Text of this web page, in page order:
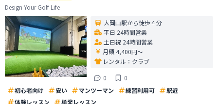
Design Your Golf Life
大岡山駅から徒歩４分
平日 24時間営業
土日祝 24時間営業
月額 4,400円〜
レンタル： クラブ
0
0
初心者向け
安い マンツーマン 練習利用可
駅近
体験レッスン
単発レッスン